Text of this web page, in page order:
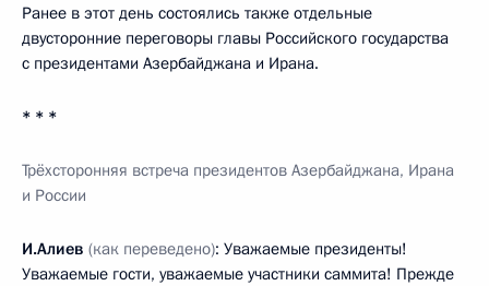
Ранее в этот день состоялись также отдельные
двусторонние переговоры главы Российского государства
с президентами Азербайджана и Ирана.
* * *
Трёхсторонняя встреча президентов Азербайджана, Ирана
и России
И.Алиев (как переведено): Уважаемые президенты!
Уважаемые гости, уважаемые участники саммита! Прежде